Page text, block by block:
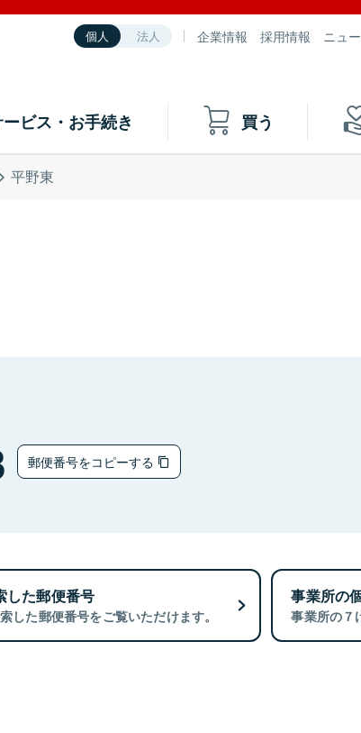
個人 法人 企業情報 採用情報 ニュ
ビス・お手続き 買う
平野東
郵便番号をコピーする
した郵便番号
した郵便番号をご覧いただけます。
事業所の
事業所の７